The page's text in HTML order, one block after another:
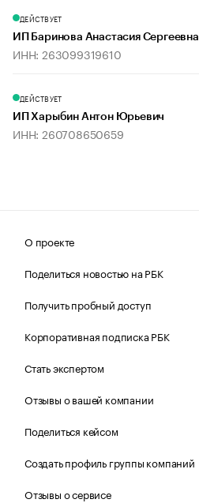
ДЕЙСТВУЕТ
ИП Баринова Анастасия Сергеевна
ИНН: 263099319610
ДЕЙСТВУЕТ
ИП Харыбин Антон Юрьевич
ИНН: 260708650659
О проекте
Поделиться новостью на РБК
Получить пробный доступ
Корпоративная подписка РБК
Стать экспертом
Отзывы о вашей компании
Поделиться кейсом
Создать профиль группы компаний
Отзывы о сервисе